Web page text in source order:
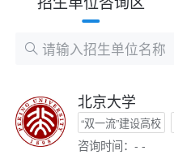
北京大学
“双一流”建设高校
咨询时间：- -